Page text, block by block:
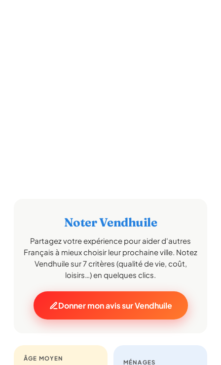
Noter Vendhuile
Partagez votre expérience pour aider d'autres
Français à mieux choisir leur prochaine ville. Notez
Vendhuile sur 7 critères (qualité de vie, coût,
loisirs…) en quelques clics.
Donner mon avis sur Vendhuile
ÂGE MOYEN
MÉNAGES